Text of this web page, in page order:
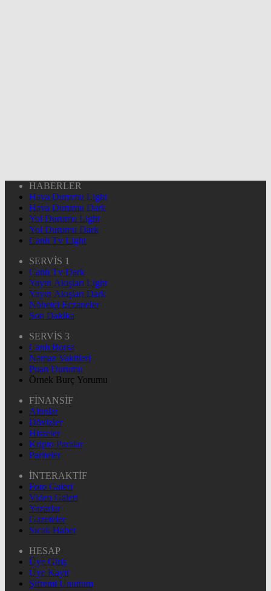
HABERLER
Hava Durumu Light
Hava Durumu Dark
Yol Durumu Light
Yol Durumu Dark
Canlı Tv Light
SERVİS 1
Canlı Tv Dark
Yayın Akışları Light
Yayın Akışları Dark
Nöbetçi Eczaneler
Son Dakika
SERVİS 3
Canlı Borsa
Namaz Vakitleri
Puan Durumu
Örnek Burç Yorumu
FİNANSİF
Altınlar
Dövizler
Hisseler
Kripto Paralar
Pariteler
İNTERAKTİF
Foto Galeri
Video Galeri
Yazarlar
Gazeteler
Sıcak Haber
HESAP
Üye Giriş
Üye Kayıt
Şifremi Unuttum